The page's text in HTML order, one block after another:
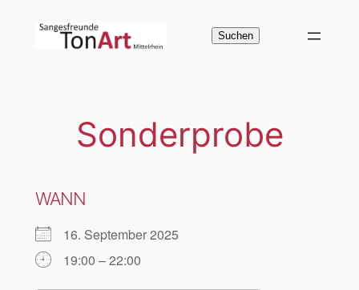
Suchen
Suchen
Sonderprobe
WANN
16. September 2025
19:00 – 22:00